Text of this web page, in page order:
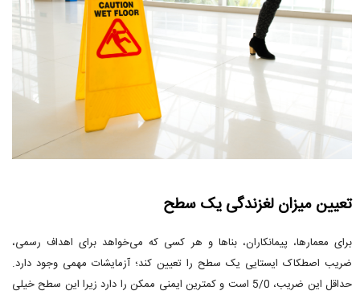
تعیین میزان لغزندگی یک سطح
برای معمارها، پیمانکاران، بناها و هر کسی که می‌خواهد برای اهداف رسمی،
ضریب اصطکاک ایستایی یک سطح را تعیین کند؛ آزمایشات مهمی وجود دارد.
حداقل این ضریب، 5/0 است و کمترین ایمنی ممکن را دارد زیرا این سطح خیلی